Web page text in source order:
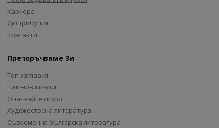
Кариера
Дистрибуция
Контакти
Препоръчваме Ви
Топ заглавия
Най-нови книги
Очаквайте скоро
Художествена литература
Съвременна българска литература